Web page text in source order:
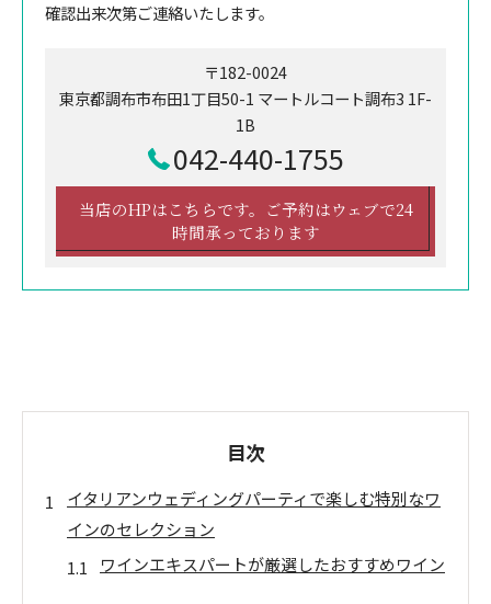
確認出来次第ご連絡いたします。
〒182-0024
東京都調布市布田1丁目50-1 マートルコート調布3 1F-
1B
042-440-1755
当店のHPはこちらです。ご予約はウェブで24
時間承っております
目次
イタリアンウェディングパーティで楽しむ特別なワ
インのセレクション
ワインエキスパートが厳選したおすすめワイン